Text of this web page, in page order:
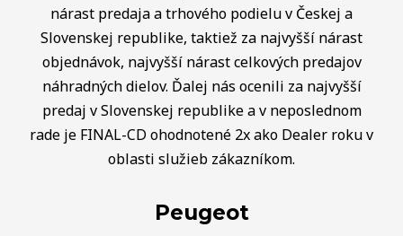
nárast predaja a trhového podielu v Českej a
Slovenskej republike, taktiež za najvyšší nárast
objednávok, najvyšší nárast celkových predajov
náhradných dielov. Ďalej nás ocenili za najvyšší
predaj v Slovenskej republike a v neposlednom
rade je FINAL-CD ohodnotené 2x ako Dealer roku v
oblasti služieb zákazníkom.
Peugeot